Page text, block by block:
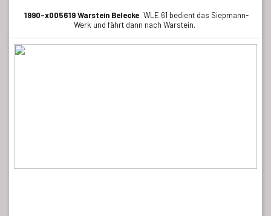
1990-x005619 Warstein Belecke WLE 61 bedient das Siepmann-
Werk und fährt dann nach Warstein.